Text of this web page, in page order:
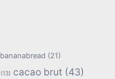
bananabread (21)
(13) cacao brut (43)